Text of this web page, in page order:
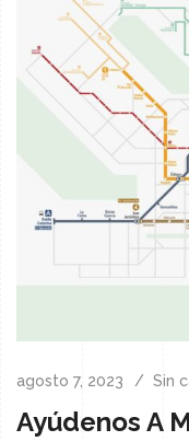
agosto 7, 2023 Sin
Ayúdenos A